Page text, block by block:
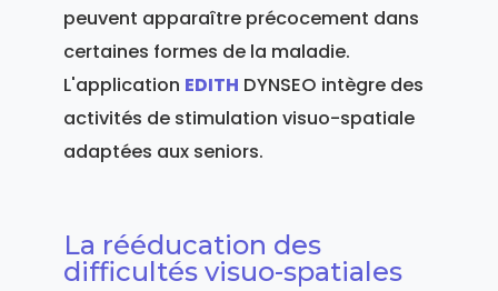
peuvent apparaître précocement dans
certaines formes de la maladie.
L'application EDITH DYNSEO intègre des
activités de stimulation visuo-spatiale
adaptées aux seniors.
La rééducation des
difficultés visuo-spatiales